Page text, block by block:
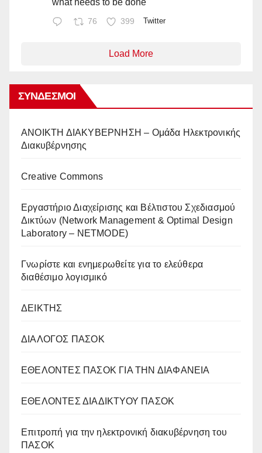
76 399 Twitter
Load More
ΣΎΝΔΕΣΜΟΙ
AΝΟΙΚΤΗ ΔΙΑΚΥΒΕΡΝΗΣΗ – Ομάδα Ηλεκτρονικής
Διακυβέρνησης
Creative Commons
Eργαστήριο Διαχείρισης και Βέλτιστου Σχεδιασμού
Δικτύων (Network Management & Optimal Design
Laboratory – NETMODE)
Γνωρίστε και ενημερωθείτε για το ελεύθερα
διαθέσιμο λογισμικό
ΔΕΙΚΤΗΣ
ΔΙΑΛΟΓΟΣ ΠΑΣΟΚ
ΕΘΕΛΟΝΤΕΣ ΠΑΣΟΚ ΓΙΑ ΤΗΝ ΔΙΑΦΑΝΕΙΑ
ΕΘΕΛΟΝΤΕΣ ΔΙΑΔΙΚΤΥΟΥ ΠΑΣΟΚ
Επιτροπή για την ηλεκτρονική διακυβέρνηση του
ΠΑΣΟΚ